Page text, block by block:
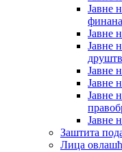
Јавне
Јавне
Јавне
Јавне
Јавне
Јавне
Јавне
Заштита
Лица